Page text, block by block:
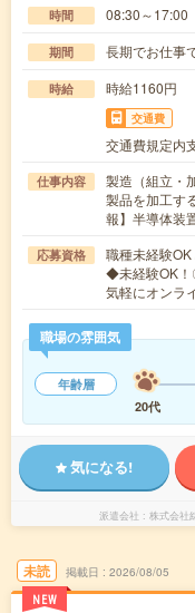
時間 08:30～17:00
期間 長期でお仕事
時給 時給1160円
交通費
交通費規定内
仕事内容
製造（組立・
製品を加工す
報】半導体装
応募資格
職種未経験
◆未経験OK！
気軽にオンラ
職場の雰囲気
年齢層
20代
気になる!
派遣会社 株式会社
未読
NEW
掲載日 2026/08/05